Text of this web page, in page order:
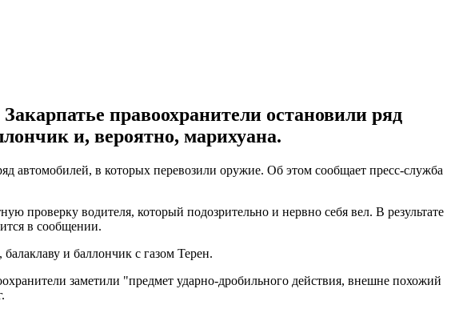
правоохранители остановили ряд
и, вероятно, марихуана.
автомобилей, в которых перевозили оружие. Об этом сообщает пресс-служба
проверку водителя, который подозрительно и нервно себя вел. В результате
в сообщении.
и баллончик с газом Терен.
заметили "предмет ударно-дробильного действия, внешне похожий